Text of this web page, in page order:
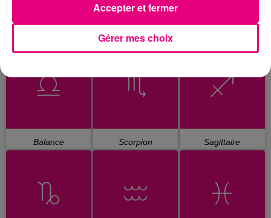
Lion
Balance Scorpion Sagittaire
Gérer mes choix
Accepter et fermer